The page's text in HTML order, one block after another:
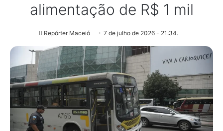
alimentação de R$ 1 mil
Repórter Maceió 7 de julho de 2026 - 21:34.